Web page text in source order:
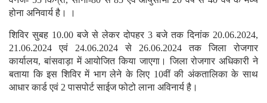
होना अनिवार्य है। ।
शिविर सुबह 10.00 बजे से लेकर दोपहर 3 बजे तक दिनांक 20.06.2024,
21.06.2024 एवं 24.06.2024 से 26.06.2024 तक जिला रोजगार
कार्यालय, बांसवाड़ा में आयोजित किया जाएगा। जिला रोजगार अधिकारी ने
बताया कि इस शिविर में भाग लेने के लिए 10वीं की अंकतालिका के साथ
आधार कार्ड एवं 2 पासपोर्ट साईज फोटो लाना अविनार्य है।